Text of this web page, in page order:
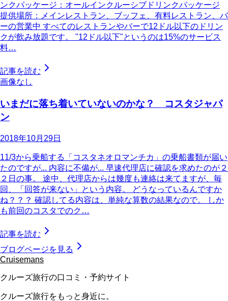
ンクパッケージ：オールインクルーシブドリンクパッケージ
提供場所：メインレストラン、ブッフェ、有料レストラン、バ
ーの営業中 すべてのレストランやバーで12ドル以下のドリン
クが飲み放題です。 "12ドル以下"というのは15%のサービス
料…
記事を読む
画像なし
いまだに落ち着いていないのかな？ コスタジャパ
ン
2018年10月29日
11/3から乗船する「コスタネオロマンチカ」の乗船書類が届い
たのですが... 内容に不備が... 早速代理店に確認を求めたのが２
２日の事。 途中、代理店からは幾度も連絡は来てますが、毎
回、「回答が来ない」という内容。 どうなっているんですか
ね？？？ 確認してる内容は、単純な算数の結果なので。 しか
も前回のコスタでのク…
記事を読む
ブログページを見る
Cruisemans
クルーズ旅行の口コミ・予約サイト
クルーズ旅行をもっと身近に。